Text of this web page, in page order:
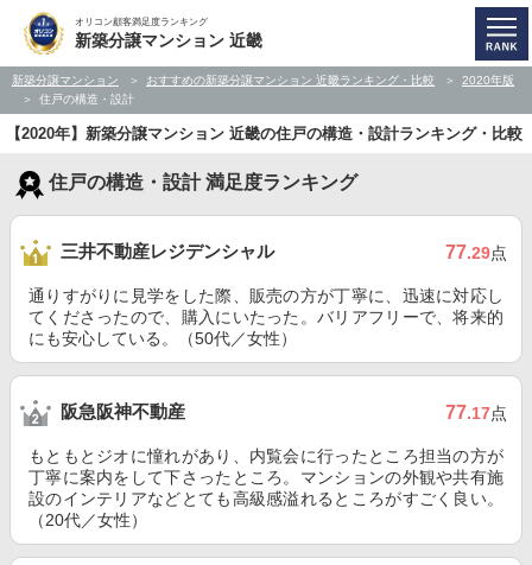
オリコン顧客満足度ランキング
新築分譲マンション 近畿
新築分譲マンション おすすめの新築分譲マンション 近畿ランキング・比較
2020年版
住戸の構造・設計
【2020年】新築分譲マンション 近畿の住戸の構造・設計ランキング・比較
住戸の構造・設計 満足度ランキング
三井不動産レジデンシャル 77.29点
通りすがりに見学をした際、販売の方が丁寧に、迅速に対応し
てくださったので、購入にいたった。バリアフリーで、将来的
にも安心している。（50代／女性）
阪急阪神不動産 77.17点
もともとジオに憧れがあり、内覧会に行ったところ担当の方が
丁寧に案内をして下さったところ。マンションの外観や共有施
設のインテリアなどとても高級感溢れるところがすごく良い。
（20代／女性）